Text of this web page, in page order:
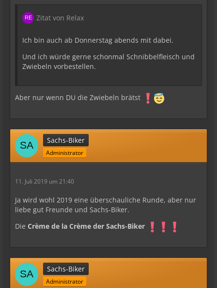
Zitat von Relax
Ich bin auch ab Donnerstag abends mit dabei.
Und ich würde gerne schonmal Schnibbelfleisch und
Zwiebeln vorbestellen.
Aber nur wenn DU die Zwiebeln brätst
Sachs-Biker
Administrator
11. Juli 2019 um 21:40
Ja wird wohl 2019 eine überschauliche Runde, aber nur
liebe gut Freunde und Sachs-Biker.
Die Crème de la Crème der Sachs-Biker
Sachs-Biker
Administrator